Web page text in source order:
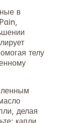
в
телу
делая